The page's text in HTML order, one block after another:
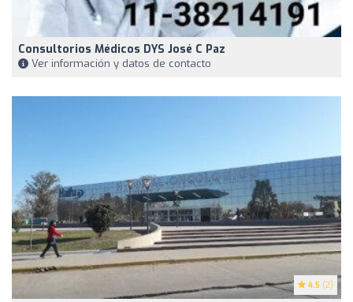
Consultorios Médicos DYS José C Paz
Ver información y datos de contacto
4.5 (2)